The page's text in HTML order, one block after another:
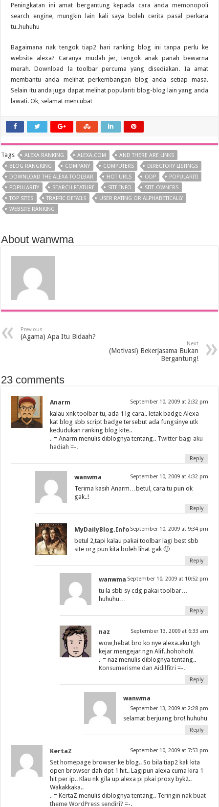
Peningkatan ini amat bergantung kepada cara anda memonopoli
search engine, mungkin lain kali saya boleh cerita pasal perkara
tu..huhuhu
Bagaimana nak tengok tiap2 hari ranking blog ini tanpa perlu ke
website alexa? Caranya mudah jer, tengok anak panah bewarna
merah. Download la toolbar percuma yang disediakan. Ia amat
membantu anda melihat perkembangan blog anda setiap masa.
Selain itu anda juga dapat melihat populariti blog-blog lain yang anda
lawati. Ok, selamat mencuba!
Tags ALEXA RANKING ALEXA.COM
AND THERE ARE LINKS
BLOG RANGKING
COMPANY COMPUTERS
DIRECTORY LISTINGS
DOWNLOAD THE ALEXA TOOLBAR
HOT URLS ODP
POPULARITI
POPULARITY
SEARCH FEATURE SITE INFO
SITE OWNERS
TOP SITES
TRAFFIC DETAILS
USER RATING OR ALPHABETICALLY
WEBSITE RANKING
About wanwma
Previous
(Agama) Apa Itu Bidaah?
Next
(Motivasi) Bekerjasama Bukan
Bergantung!
23 comments
Anarm September 10, 2009 at 2:32 pm
kalau xnk toolbar tu, ada 1 lg cara.. letak badge Alexa
kat blog sbb script badge tersebut ada fungsinye utk
kedudukan ranking blog kite..
.-= Anarm menulis diblognya tentang.. Twitter bagi aku
hadiah =-.
Reply
wanwma September 10, 2009 at 4:32 pm
Terima kasih Anarm…betul, cara tu pun ok
gak..!
Reply
MyDailyBlog.Info September 10, 2009 at 9:34 pm
betul 2,tapi kalau pakai toolbar lagi best sbb
site org pun kita boleh lihat gak 🙂
Reply
wanwma September 10, 2009 at 10:52 pm
tu la sbb sy cdg pakai toolbar…
huhuhu…
Reply
naz September 13, 2009 at 6:33 am
wow,hebat bro ko nye alexa.aku tgh
kejar mengejar ngn Alif..hohohoh!
.-= naz menulis diblognya tentang..
Konsumerisme dan Aidilfitri =-.
Reply
wanwma
September 13, 2009 at 2:28 pm
selamat berjuang bro! huhuhu
Reply
KertaZ September 10, 2009 at 7:53 pm
Set homepage browser ke blog.. So bila tiap2 kali kita
open browser dah dpt 1 hit.. Lagipun alexa cuma kira 1
hit per ip.. Klau nk gila up alexa pi pkai proxy byk2..
Wakakkaka..
.-= KertaZ menulis diblognya tentang.. Teringin nak buat
theme WordPress sendiri? =-.